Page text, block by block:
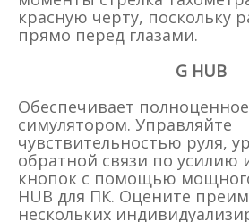
красную черту, поскольку
прямо перед глазами.
G HUB
Обеспечивает
симулятором. Управляйте
чувствительностью руля,
обратной связи по усилию
кнопок с помощью
HUB для ПК. Оцените
нескольких